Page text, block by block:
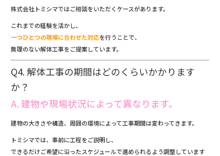
株式会社トミシマではご相談をいただくケースがあります。
これまでの経験を活かし、
一つひとつの現場に合わせた対応を行うことで、
無理のない解体工事をご提案しています。
Q4. 解体工事の期間はどのくらいかかります
か？
A. 建物や現場状況によって異なります。
建物の大きさや構造、周囲の環境によって工事期間は変わってきます。
トミシマでは、事前に工程をご説明し、
できるだけご希望に沿ったスケジュールで進められるよう調整しています